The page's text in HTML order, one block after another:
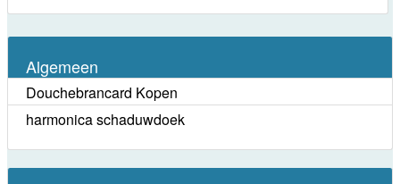
Algemeen
Douchebrancard Kopen
harmonica schaduwdoek